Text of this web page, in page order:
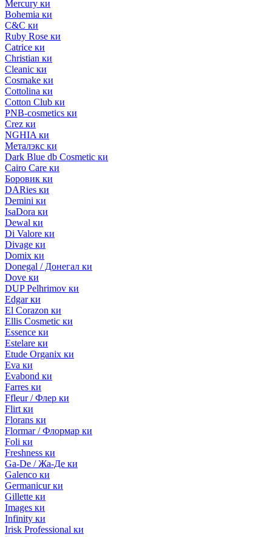
Mercury ки
Bohemia ки
C&C ки
Ruby Rose ки
Catrice ки
Christian ки
Cleanic ки
Cosmake ки
Cottolina ки
Cotton Club ки
PNB-cosmetics ки
Crez ки
NGHIA ки
Металэкс ки
Dark Blue db Cosmetic ки
Cairo Care ки
Боровик ки
DARies ки
Demini ки
IsaDora ки
Dewal ки
Di Valore ки
Divage ки
Domix ки
Donegal / Донегал ки
Dove ки
DUP Pelhrimov ки
Edgar ки
El Corazon ки
Ellis Cosmetic ки
Essence ки
Estelare ки
Etude Organix ки
Eva ки
Evabond ки
Farres ки
Ffleur / Флер ки
Flirt ки
Florans ки
Flormar / Флормар ки
Foli ки
Freshness ки
Ga-De / Жа-Де ки
Galenco ки
Germanicur ки
Gillette ки
Images ки
Infinity ки
Irisk Professional ки